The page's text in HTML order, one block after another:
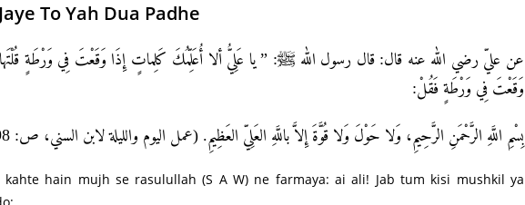
To Yah Dua Padhe
عن عليّ رضي الله عنه قال: قال رسول الله ﷺ: ” يا عَلِيُّ ألا أُعَلِّمُكَ كَلِماتٍ إِذَا وَقَعْتَ فِي وَرْطَةٍ
وَقَعْتَ فِي وَرْطَةٍ فَقُلْ:
بِسْمِ اللَّهِ الرَّحْمَنِ الرَّحِيمِ، وَلا حَوْلَ وَلا قُوَّةَ إِلاَّ باللَّهِ العَلِيّ العَظِيمِ. (عمل اليوم والليلة لابن السني، ص: 298)
hain mujh se rasulullah (S A W) ne farmaya: ai ali! Jab tum kisi mushkil ya